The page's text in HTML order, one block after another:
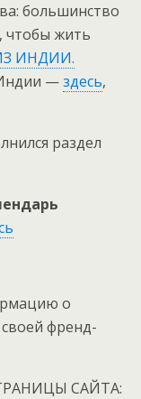
большинство
чтобы жить
ИНДИИ.
—здесь,
раздел
о
френд-
САЙТА: